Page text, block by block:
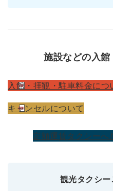
施設などの入
入館・拝観・駐車料金につ
キャンセルについて
定額運賃タクシーへ
観光タクシ